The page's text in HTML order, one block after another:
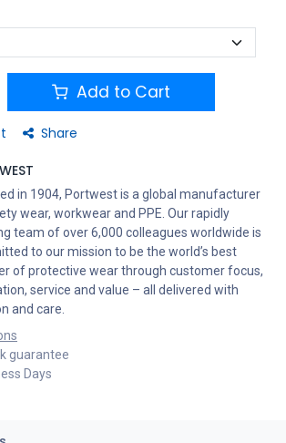
Add to Cart
Share
in 1904, Portwest is a global manufacturer
wear, workwear and PPE. Our rapidly
team of over 6,000 colleagues worldwide is
to our mission to be the world’s best
of protective wear through customer focus,
service and value – all delivered with
and care.
guarantee
Days